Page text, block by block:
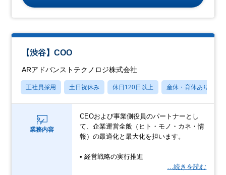
【渋谷】COO
ARアドバンストテクノロジ株式会社
正社員採用 土日祝休み 休日120日以上 産休・育休あり
業務内容
CEOおよび事業側役員のパートナーとし
て、企業運営全般（ヒト・モノ・カネ・情
報）の最適化と最大化を担います。
• 経営戦略の実行推進
…続きを読む